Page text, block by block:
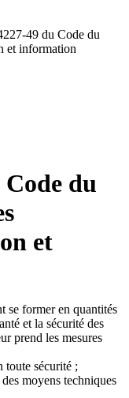
49 du Code du
et information
du
et
se former en quantités
et la sécurité des
prend les mesures
toute sécurité ;
moyens techniques